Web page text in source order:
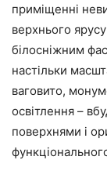
приміщенні
верхнього
білосніжним
настільки
ваговито,
освітлення –
поверхнями і